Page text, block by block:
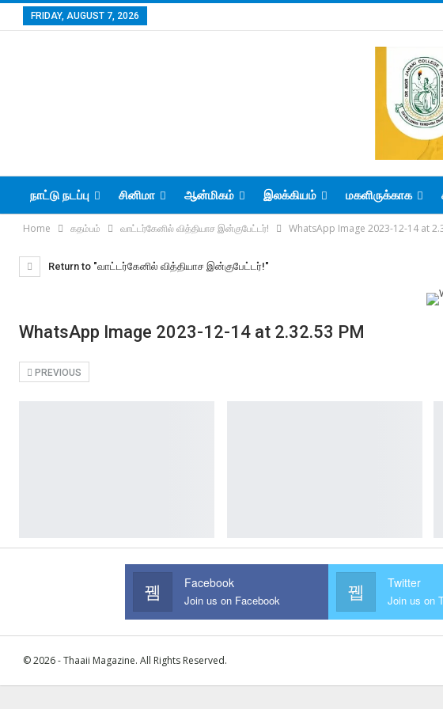
FRIDAY, AUGUST 7, 2026
நாட்டு நடப்பு சினிமா ஆன்மிகம் இலக்கியம் மகளிருக்காக
Home கதம்பம் வாட்டர்கேனில் வித்தியாச இன்குபேட்டர்! WhatsApp Image 2023-12-14 at
Return to "வாட்டர்கேனில் வித்தியாச இன்குபேட்டர்!"
WhatsApp Image 2023-12-14 at 2.32.53 PM
PREVIOUS
Facebook
Join us on Facebook
Twitter
Join us on
© 2026 - Thaaii Magazine. All Rights Reserved.